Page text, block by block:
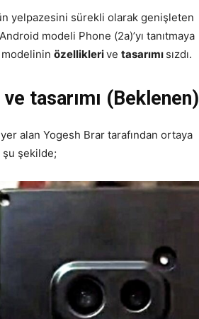
yelpazesini sürekli olarak genişleten
modeli Phone (2a)’yı tanıtmaya
modelinin özelliklerive tasarımı sızdı.
tasarımı (Beklenen)
alan Yogesh Brar tarafından ortaya
şu şekilde;